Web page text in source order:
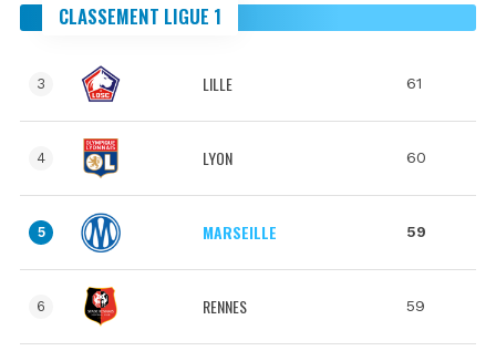
CLASSEMENT LIGUE 1
3 LILLE 61
4 LYON 60
5 MARSEILLE 59
6 RENNES 59